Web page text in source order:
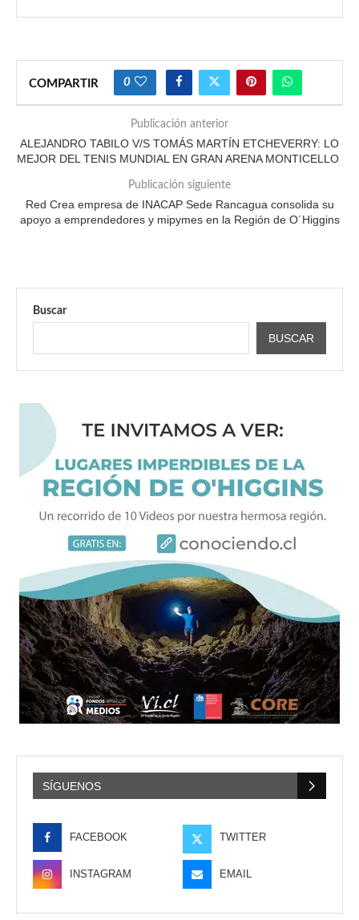
COMPARTIR 0
Publicación anterior
ALEJANDRO TABILO V/S TOMÁS MARTÍN ETCHEVERRY: LO
MEJOR DEL TENIS MUNDIAL EN GRAN ARENA MONTICELLO
Publicación siguiente
Red Crea empresa de INACAP Sede Rancagua consolida su
apoyo a emprendedores y mipymes en la Región de O´Higgins
Buscar
BUSCAR
SÍGUENOS
FACEBOOK TWITTER
INSTAGRAM EMAIL